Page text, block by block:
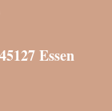
Essen